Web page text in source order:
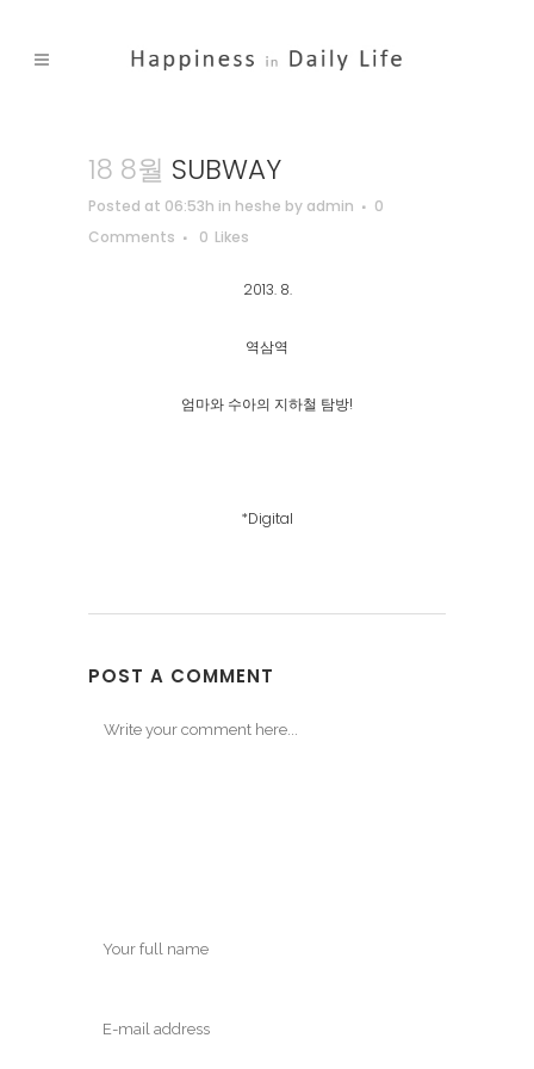
18 8월 SUBWAY
Posted at 06:53h in heshe by admin
0
Comments
0 Likes
2013. 8.
역삼역
엄마와 수아의 지하철 탐방!
*Digital
POST A COMMENT